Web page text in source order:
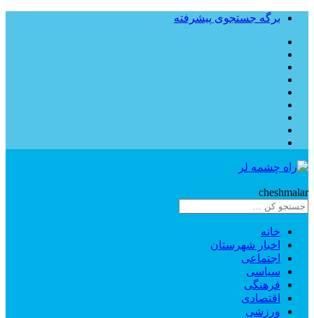
برگه جستجوی پیشرفته
cheshmalar
خانه
اخبار شهرستان
اجتماعی
سیاسی
فرهنگی
اقتصادی
ورزشی